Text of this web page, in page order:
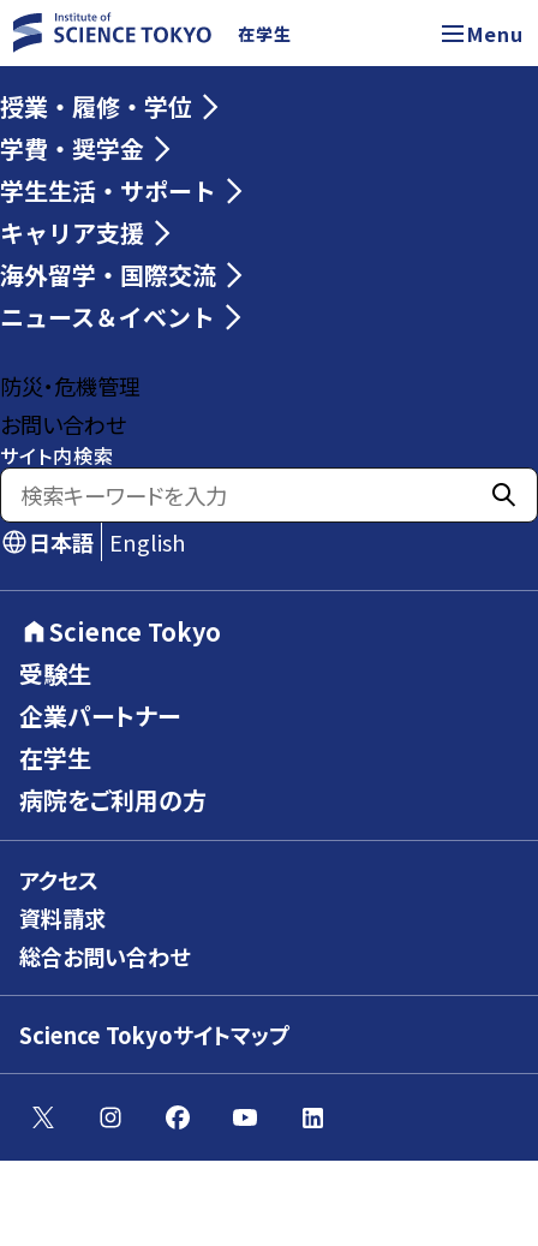
在学生 Menu
授業・履修・学位
学費・奨学金
学生生活・サポート
キャリア支援
海外留学・国際交流
ニュース＆イベント
防災・危機管理
お問い合わせ
サイト内検索
日本語 English
Science Tokyo
受験生
企業パートナー
在学生
病院をご利用の方
アクセス
資料請求
総合お問い合わせ
Science Tokyoサイトマップ